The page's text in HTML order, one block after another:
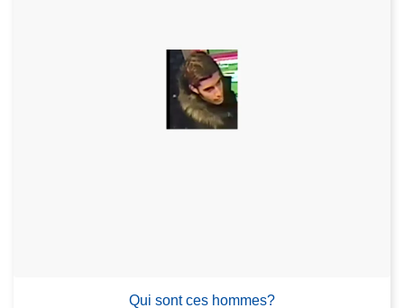
Qui sont ces hommes?